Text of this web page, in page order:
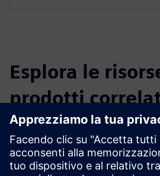
Esplora le
prodotti
Informazioni e
Offerta: verifica degli allarmi video